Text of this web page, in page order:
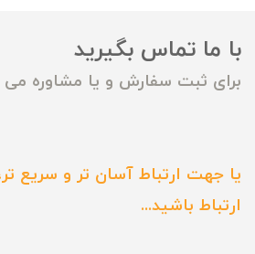
با ما تماس بگیرید
برای ثبت سفارش و یا مشاوره می
یا جهت ارتباط آسان تر و سریع
ارتباط باشید...